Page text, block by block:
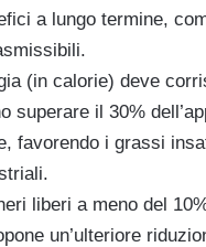
a lungo termine,
(in calorie) deve
superare il 30%
favorendo i grassi
liberi a meno del
un’ulteriore